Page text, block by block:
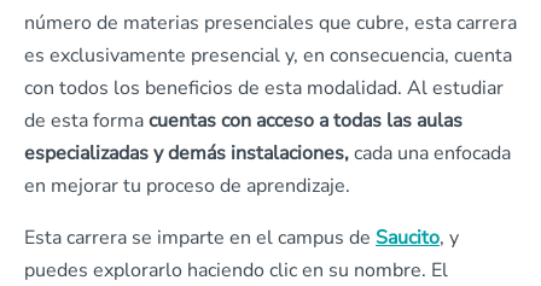
número de materias presenciales que cubre, esta carrera
es exclusivamente presencial y, en consecuencia, cuenta
con todos los beneficios de esta modalidad. Al estudiar
de esta formacuentas con acceso a todas las aulas
especializadas y demás instalaciones,cada una enfocada
en mejorar tu proceso de aprendizaje.
Esta carrera se imparte en el campus de Saucito, y
puedes explorarlo haciendo clic en su nombre. El